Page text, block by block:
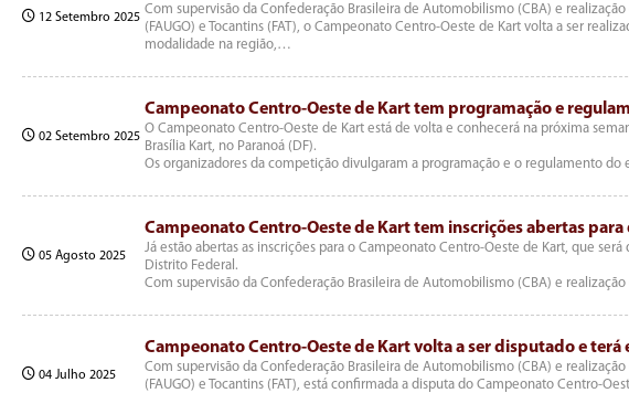
12 Setembro 2025
Com supervisão da Confederação Brasileira de Automobilismo (CBA) e
(FAUGO) e Tocantins (FAT), o Campeonato Centro-Oeste de Kart volta a ser
modalidade na região,…
02 Setembro 2025
Campeonato Centro-Oeste de Kart tem programação e
O Campeonato Centro-Oeste de Kart está de volta e conhecerá na próxima
Brasília Kart, no Paranoá (DF).
Os organizadores da competição divulgaram a programação e o regulamento
05 Agosto 2025
Campeonato Centro-Oeste de Kart tem inscrições abertas
Já estão abertas as inscrições para o Campeonato Centro-Oeste de Kart, que
Distrito Federal.
Com supervisão da Confederação Brasileira de Automobilismo (CBA) e
04 Julho 2025
Campeonato Centro-Oeste de Kart volta a ser disputado e
Com supervisão da Confederação Brasileira de Automobilismo (CBA) e
(FAUGO) e Tocantins (FAT), está confirmada a disputa do Campeonato Centro-